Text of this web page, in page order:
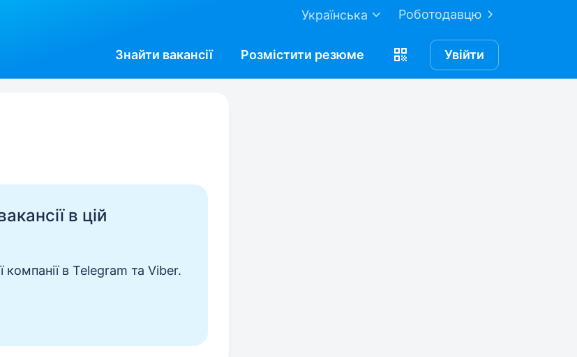
Роботодавцю
Українська
Знайти вакансії Розмістити резюме Увійти
в цій
компанії в Telegram та Viber.